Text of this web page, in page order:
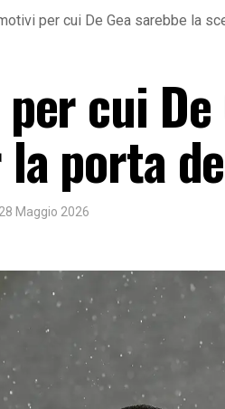
per cui De Gea sarebbe la
cui
porta
28 Maggio 2026